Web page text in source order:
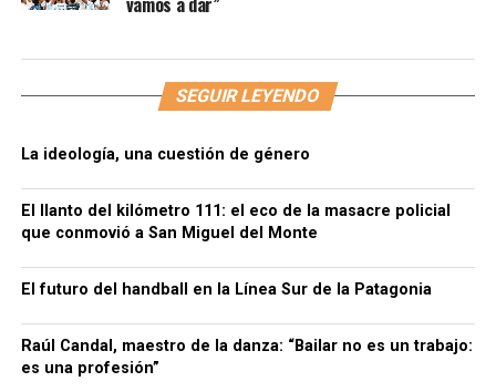
SEGUIR LEYENDO
La ideología, una cuestión de género
El llanto del kilómetro 111: el eco de la masacre policial
que conmovió a San Miguel del Monte
El futuro del handball en la Línea Sur de la Patagonia
Raúl Candal, maestro de la danza: “Bailar no es un trabajo:
es una profesión”